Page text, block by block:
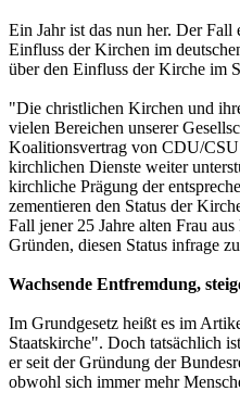
Ein Jahr ist das nun her. Der Fall
Einfluss der Kirchen im
über den Einfluss der Kirche im
"Die christlichen Kirchen und
vielen Bereichen unserer
Koalitionsvertrag von CDU/
kirchlichen Dienste weiter
kirchliche Prägung der
zementieren den Status der
Fall jener 25 Jahre alten Frau
Gründen, diesen Status infrage
Wachsende Entfremdung,
Im Grundgesetz heißt es im
Staatskirche". Doch tatsächlich
er seit der Gründung der
obwohl sich immer mehr